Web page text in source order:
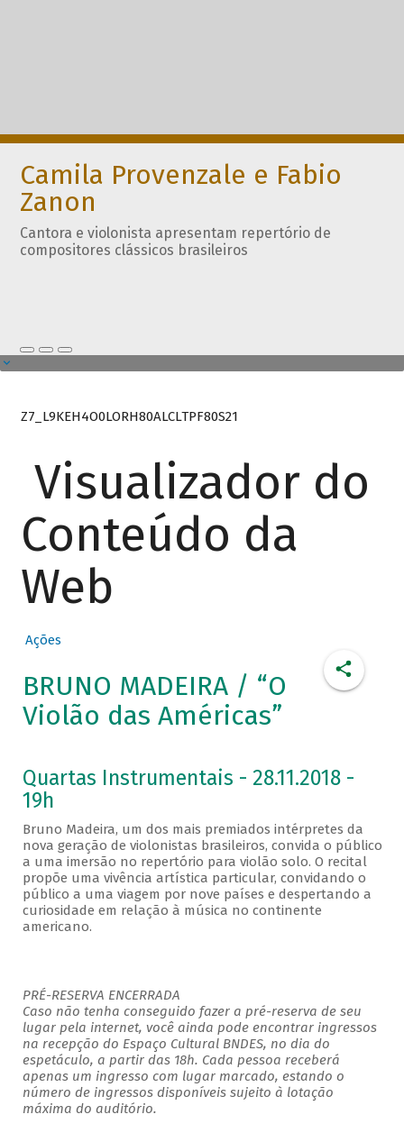
Camila Provenzale e Fabio
Zanon
Cantora e violonista apresentam repertório de
compositores clássicos brasileiros
Z7_L9KEH4O0LORH80ALCLTPF80S21
Visualizador do
Conteúdo da
Web
Ações
BRUNO MADEIRA / “O
Violão das Américas”
Quartas Instrumentais - 28.11.2018 -
19h
Bruno Madeira, um dos mais premiados intérpretes da
nova geração de violonistas brasileiros, convida o público
a uma imersão no repertório para violão solo. O recital
propõe uma vivência artística particular, convidando o
público a uma viagem por nove países e despertando a
curiosidade em relação à música no continente
americano.
PRÉ-RESERVA ENCERRADA
Caso não tenha conseguido fazer a pré-reserva de seu
lugar pela internet, você ainda pode encontrar ingressos
na recepção do Espaço Cultural BNDES, no dia do
espetáculo, a partir das 18h. Cada pessoa receberá
apenas um ingresso com lugar marcado, estando o
número de ingressos disponíveis sujeito à lotação
máxima do auditório.